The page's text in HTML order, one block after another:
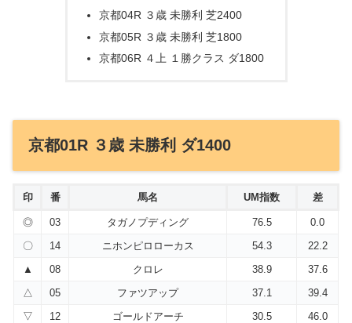
京都04R ３歳 未勝利 芝2400
京都05R ３歳 未勝利 芝1800
京都06R ４上 １勝クラス ダ1800
京都01R ３歳 未勝利 ダ1400
印 番 馬名 UM指数 差
◎ 03 タガノプディング 76.5
0.0
〇
14 ニホンピロローカス 54.3
22.2
▲
08 クロレ 38.9
37.6
△
05 ファツアップ 37.1
39.4
▽
12 ゴールドアーチ 30.5
46.0